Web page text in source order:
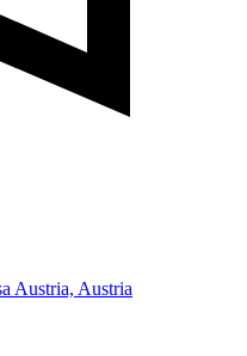
Austria, Austria